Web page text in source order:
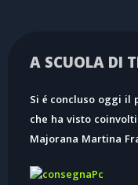
A SCUOLA DI
Si é concluso oggi il
che ha visto
Majorana Martina